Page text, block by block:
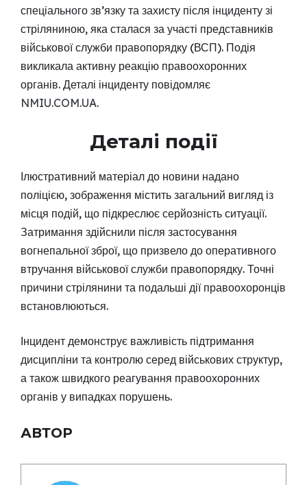
спеціального зв’язку та захисту після інциденту зі
стріляниною, яка сталася за участі представників
військової служби правопорядку (ВСП). Подія
викликала активну реакцію правоохоронних
органів. Деталі інциденту повідомляє
NMIU.COM.UA.
Деталі події
Ілюстративний матеріал до новини надано
поліцією, зображення містить загальний вигляд із
місця подій, що підкреслює серйозність ситуації.
Затримання здійснили після застосування
вогнепальної зброї, що призвело до оперативного
втручання військової служби правопорядку. Точні
причини стрілянини та подальші дії правоохоронців
встановлюються.
Інцидент демонструє важливість підтримання
дисципліни та контролю серед військових структур,
а також швидкого реагування правоохоронних
органів у випадках порушень.
АВТОР